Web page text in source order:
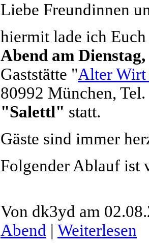
Liebe Freundinnen
hiermit lade ich
Abend am
Gaststätte "Alter Wirt
80992 München,
"Salettl" statt.
Gäste sind immer
Folgender Ablauf ist
Von dk3yd am
Abend | Weiterlesen